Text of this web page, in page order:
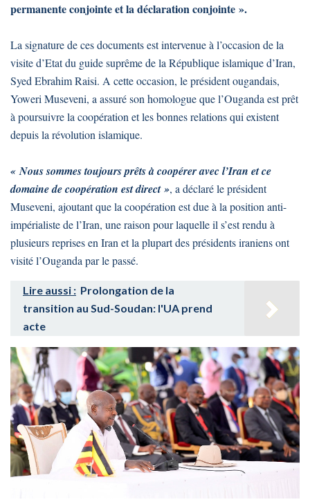
permanente conjointe et la déclaration conjointe ».
La signature de ces documents est intervenue à l’occasion de la
visite d’Etat du guide suprême de la République islamique d’Iran,
Syed Ebrahim Raisi. A cette occasion, le président ougandais,
Yoweri Museveni, a assuré son homologue que l’Ouganda est prêt
à poursuivre la coopération et les bonnes relations qui existent
depuis la révolution islamique.
« Nous sommes toujours prêts à coopérer avec l’Iran et ce
domaine de coopération est direct », a déclaré le président
Museveni, ajoutant que la coopération est due à la position anti-
impérialiste de l’Iran, une raison pour laquelle il s’est rendu à
plusieurs reprises en Iran et la plupart des présidents iraniens ont
visité l’Ouganda par le passé.
Lire aussi : Prolongation de la
transition au Sud-Soudan: l'UA prend
acte